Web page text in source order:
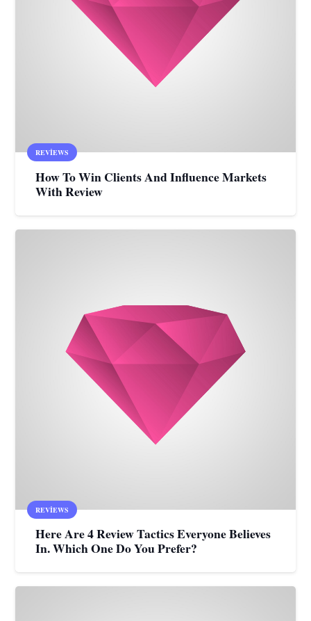
REVIEWS
How To Win Clients And Influence Markets
With Review
REVIEWS
Here Are 4 Review Tactics Everyone Believes
In. Which One Do You Prefer?